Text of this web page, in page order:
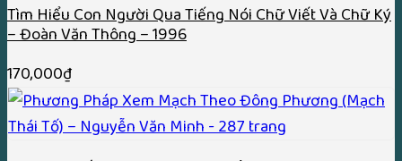
Tìm Hiểu Con Người Qua Tiếng Nói Chữ Viết Và Chữ Ký
– Đoàn Văn Thông – 1996
170,000₫